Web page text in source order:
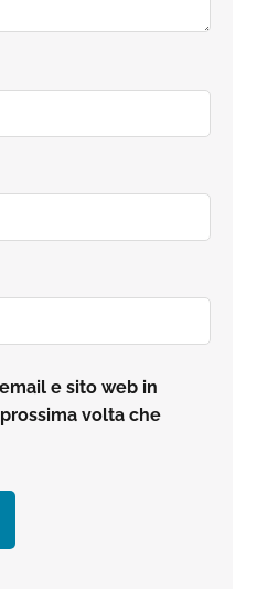
e sito web in
volta che